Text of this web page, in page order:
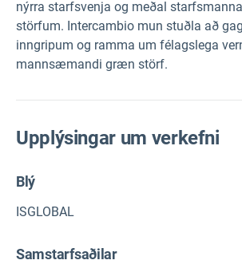
nýrra starfsvenja og meðal
störfum. Intercambio mun stuðla að
inngripum og ramma um félagslega
mannsæmandi græn störf.
Upplýsingar um verkefni
Blý
ISGLOBAL
Samstarfsaðilar